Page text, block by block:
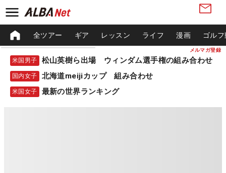
メルマガ登録
全ツアー ギア レッスン ライフ 漫画 ゴル
米国男子 松山英樹ら出場 ウィンダム選手権の組み合わせ
国内女子 北海道meijiカップ 組み合わせ
米国女子 最新の世界ランキング